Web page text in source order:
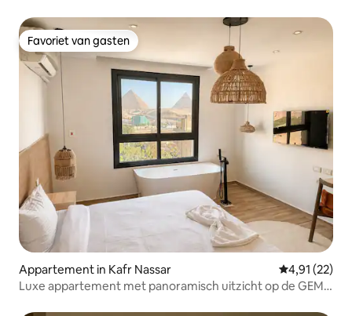
Favoriet van gasten
Favoriet van gasten
Appartement in Kafr Nassar Gemiddelde
4,91 (22)
Luxe appartement met panoramisch uitzicht op de GEM